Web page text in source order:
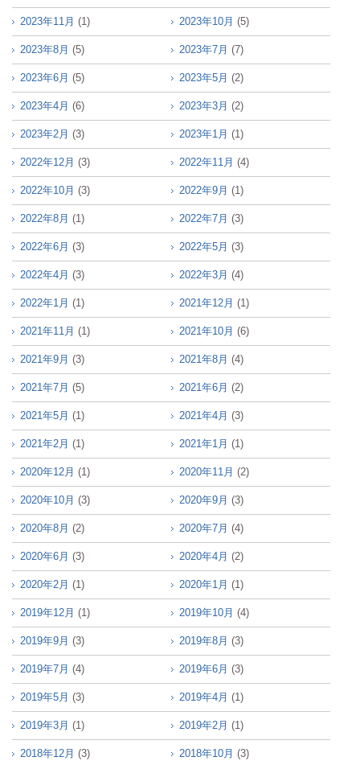
2023年11月 (1) 2023年10月 (5)
2023年8月 (5) 2023年7月 (7)
2023年6月 (5) 2023年5月 (2)
2023年4月 (6) 2023年3月 (2)
2023年2月 (3) 2023年1月 (1)
2022年12月 (3) 2022年11月 (4)
2022年10月 (3) 2022年9月 (1)
2022年8月 (1) 2022年7月 (3)
2022年6月 (3) 2022年5月 (3)
2022年4月 (3) 2022年3月 (4)
2022年1月 (1) 2021年12月 (1)
2021年11月 (1) 2021年10月 (6)
2021年9月 (3) 2021年8月 (4)
2021年7月 (5) 2021年6月 (2)
2021年5月 (1) 2021年4月 (3)
2021年2月 (1) 2021年1月 (1)
2020年12月 (1) 2020年11月 (2)
2020年10月 (3) 2020年9月 (3)
2020年8月 (2) 2020年7月 (4)
2020年6月 (3) 2020年4月 (2)
2020年2月 (1) 2020年1月 (1)
2019年12月 (1) 2019年10月 (4)
2019年9月 (3) 2019年8月 (3)
2019年7月 (4) 2019年6月 (3)
2019年5月 (3) 2019年4月 (1)
2019年3月 (1) 2019年2月 (1)
2018年12月 (3) 2018年10月 (3)